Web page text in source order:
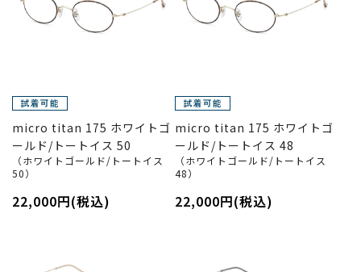
micro titan 175 ホワイトゴ
ールド/トートイス 50
（ホワイトゴールド/トートイス
50）
22,000円(税込)
micro titan 175 ホワイトゴ
ールド/トートイス 48
（ホワイトゴールド/トートイス
48）
22,000円(税込)